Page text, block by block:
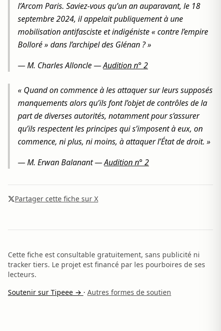
l’Arcom Paris. Saviez-vous qu’un an auparavant, le 18
septembre 2024, il appelait publiquement à une
mobilisation antifasciste et indigéniste « contre l’empire
Bolloré » dans l’archipel des Glénan ? »
—M. Charles Alloncle—Audition n° 2
« Quand on commence à les attaquer sur leurs supposés
manquements alors qu’ils font l’objet de contrôles de la
part de diverses autorités, notamment pour s’assurer
qu’ils respectent les principes qui s’imposent à eux, on
commence, ni plus, ni moins, à attaquer l’État de droit. »
—M. Erwan Balanant—Audition n° 2
Partager cette fiche sur X
Cette fiche est consultable gratuitement, sans publicité ni
tracker tiers. Le projet est financé par les pourboires de ses
lecteurs.
Soutenir sur Tipeee → · Autres formes de soutien